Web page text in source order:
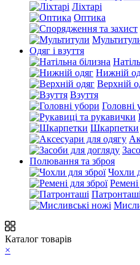
Ліхтарі
Оптика
Одяг і взуття
Нижній
Верхній
Взуття
Головні
Шкарпетки
Полювання та зброя
Чохли
Ремені
Патронташі
Каталог товарів
×